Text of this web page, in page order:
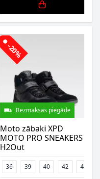
-20%
Bezmaksas piegāde
Moto zābaki XPD
MOTO PRO SNEAKERS
H2Out
36 39 40 42 43